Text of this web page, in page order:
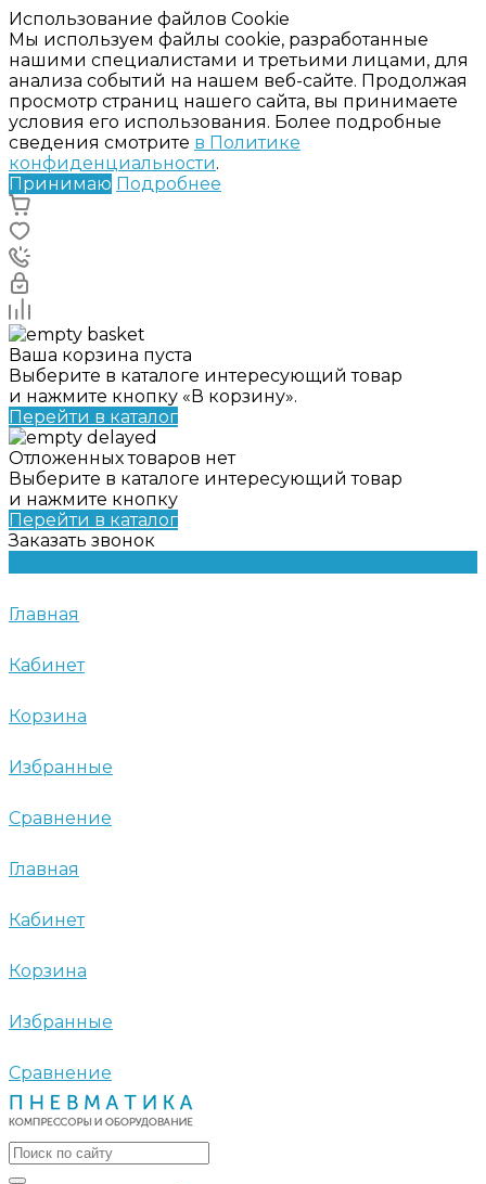
Использование файлов Cookie
Мы используем файлы cookie, разработанные
нашими специалистами и третьими лицами, для
анализа событий на нашем веб-сайте. Продолжая
просмотр страниц нашего сайта, вы принимаете
условия его использования. Более подробные
сведения смотрите в Политике
конфиденциальности.
Принимаю Подробнее
Ваша корзина пуста
Выберите в каталоге интересующий товар
и нажмите кнопку «В корзину».
Перейти в каталог
Отложенных товаров нет
Выберите в каталоге интересующий товар
и нажмите кнопку
Перейти в каталог
Заказать звонок
Главная
Кабинет
Корзина
Избранные
Сравнение
Главная
Кабинет
Корзина
Избранные
Сравнение